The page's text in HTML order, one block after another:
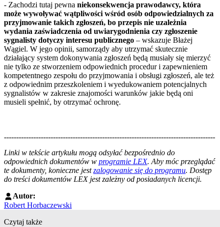
- Zachodzi tutaj pewna niekonsekwencja prawodawcy, która
może wywoływać wątpliwości wśród osób odpowiedzialnych za
przyjmowanie takich zgłoszeń, bo przepis nie uzależnia
wydania zaświadczenia od uwiarygodnienia czy zgłoszenie
sygnalisty dotyczy interesu publicznego – wskazuje Błażej
Wągiel. W jego opinii, samorządy aby utrzymać skutecznie
działający system dokonywania zgłoszeń będą musiały się mierzyć
nie tylko ze stworzeniem odpowiednich procedur i zapewnieniem
kompetentnego zespołu do przyjmowania i obsługi zgłoszeń, ale też
z odpowiednim przeszkoleniem i wyedukowaniem potencjalnych
sygnalistów w zakresie znajomości warunków jakie będą oni
musieli spełnić, by otrzymać ochronę.
--------------------------------------------------------------------------------------
Linki w tekście artykułu mogą odsyłać bezpośrednio do
odpowiednich dokumentów w programie LEX. Aby móc przeglądać
te dokumenty, konieczne jestzalogowanie się do programu. Dostęp
do treści dokumentów LEX jest zależny od posiadanych licencji.
Autor:
Robert Horbaczewski
Czytaj także